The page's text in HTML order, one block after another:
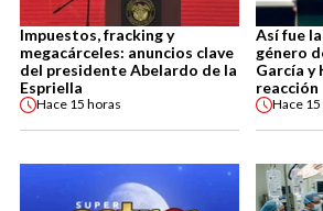
Impuestos, fracking y
megacárceles: anuncios clave
del presidente Abelardo de la
Espriella
Hace 15 horas
Así fue
género
García y
reacción
Hace